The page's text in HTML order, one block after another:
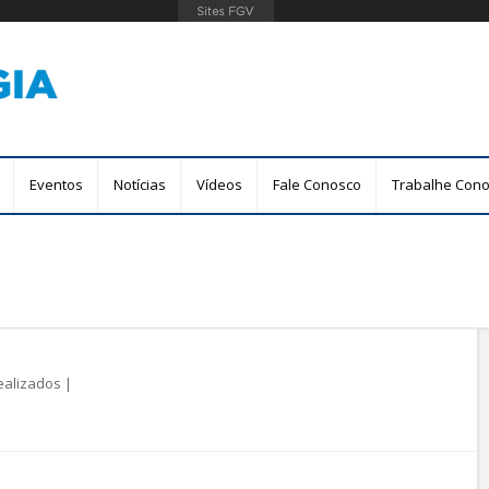
Pular
Eventos Notícias Vídeos Fale Conosco Trabalhe
|